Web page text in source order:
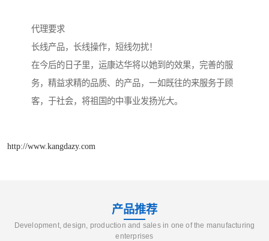
代理要求
长线产品，长线操作，短线勿扰！
在今后的日子里，运康达华将以她到的效果，完善的服
务，精益求精的品质、的产品，一如既往的来服务于顾
客，于社会，将祖国的中事业发扬光大。
http://www.kangdazy.com
产品推荐
Development, design, production and sales in one of the manufacturing
enterprises